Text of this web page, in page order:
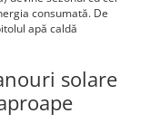
consumată. De
apă caldă
solare